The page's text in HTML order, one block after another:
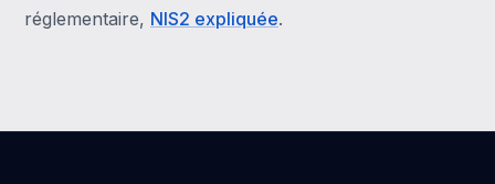
réglementaire, NIS2 expliquée.